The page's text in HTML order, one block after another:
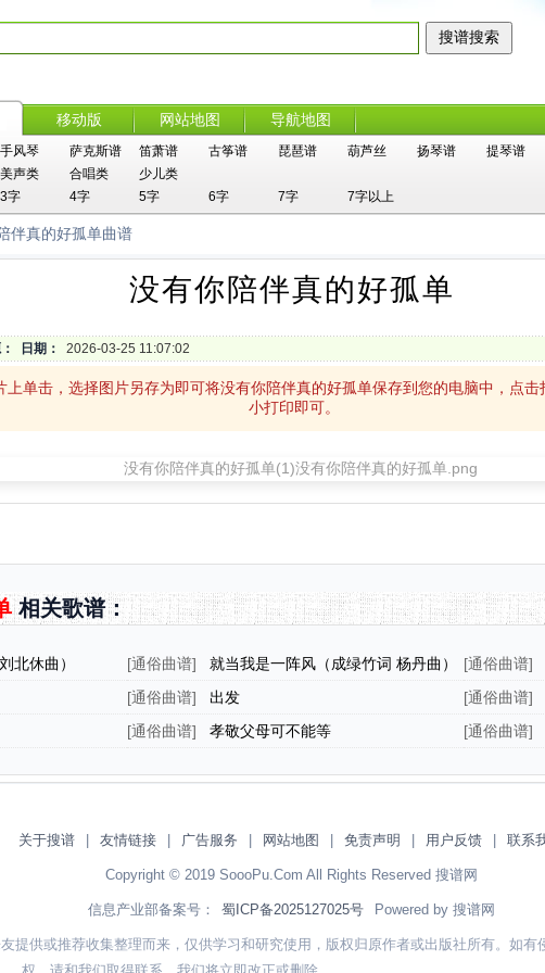
移动版 网站地图 导航地图
手风琴 萨克斯谱 笛萧谱 古筝谱 琵琶谱 葫芦丝 扬琴谱 提琴谱
美声类 合唱类
少儿类
3字 4字 5字 6字 7字 7字以上
伴真的好孤单曲谱
没有你陪伴真的好孤单
日期： 2026-03-25 11:07:02
单击，选择图片另存为即可将没有你陪伴真的好孤单保存到您的电脑中，点
小打印即可。
相关歌谱：
北休曲） [通俗曲谱] 就当我是一阵风（成绿竹词 杨丹曲） [通俗曲谱]
[通俗曲谱] 出发 [通俗曲谱]
[通俗曲谱] 孝敬父母可不能等 [通俗曲谱]
关于搜谱 友情链接 广告服务 网站地图 免责声明 用户反馈 联系
Copyright © 2019 SoooPu.Com All Rights Reserved 搜谱网
信息产业部备案号： 蜀ICP备2025127025号 Powered by 搜谱网
提供或推荐收集整理而来，仅供学习和研究使用，版权归原作者或出版社所有。如有